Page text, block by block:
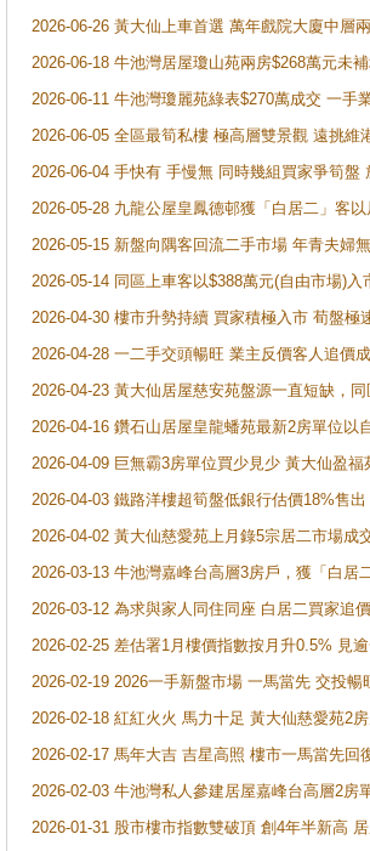
2026-06-26 黃大仙上車首選 萬年戲院大廈中層
2026-06-18 牛池灣居屋瓊山苑兩房$268萬元未
2026-06-11 牛池灣瓊麗苑綠表$270萬成交 一手
2026-06-05 全區最筍私樓 極高層雙景觀 遠挑
2026-06-04 手快有 手慢無 同時幾組買家爭筍
2026-05-28 九龍公屋皇鳳德邨獲「白居二」客
2026-05-15 新盤向隅客回流二手市場 年青夫婦
2026-05-14 同區上車客以$388萬元(自由市場)
2026-04-30 樓市升勢持續 買家積極入市 荀盤
2026-04-28 一二手交頭暢旺 業主反價客人追
2026-04-23 黃大仙居屋慈安苑盤源一直短缺，
2026-04-16 鑽石山居屋皇龍蟠苑最新2房單位以
2026-04-09 巨無霸3房單位買少見少 黃大仙盈
2026-04-03 鐵路洋樓超筍盤低銀行估價18%售
2026-04-02 黃大仙慈愛苑上月錄5宗居二市場
2026-03-13 牛池灣嘉峰台高層3房戶，獲「白居
2026-03-12 為求與家人同住同座 白居二買家追
2026-02-25 差估署1月樓價指數按月升0.5% 見
2026-02-19 2026一手新盤市場 一馬當先 交投
2026-02-18 紅紅火火 馬力十足 黃大仙慈愛苑2
2026-02-17 馬年大吉 吉星高照 樓市一馬當先
2026-02-03 牛池灣私人參建居屋嘉峰台高層2
2026-01-31 股市樓市指數雙破頂 創4年半新高